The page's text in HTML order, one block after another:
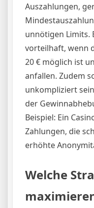
Auszahlungen,
unnötigen Limits.
vorteilhaft, wenn
20 € möglich ist
anfallen. Zudem
unkompliziert
der
Beispiel: Ein
Zahlungen, die
erhöhte
Welche